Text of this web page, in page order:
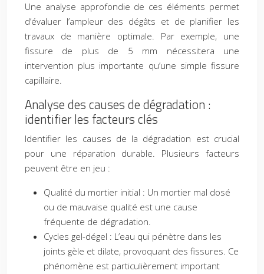
Une analyse approfondie de ces éléments permet
d’évaluer l’ampleur des dégâts et de planifier les
travaux de manière optimale. Par exemple, une
fissure de plus de 5 mm nécessitera une
intervention plus importante qu’une simple fissure
capillaire.
Analyse des causes de dégradation :
identifier les facteurs clés
Identifier les causes de la dégradation est crucial
pour une réparation durable. Plusieurs facteurs
peuvent être en jeu :
Qualité du mortier initial : Un mortier mal dosé
ou de mauvaise qualité est une cause
fréquente de dégradation.
Cycles gel-dégel : L’eau qui pénètre dans les
joints gèle et dilate, provoquant des fissures. Ce
phénomène est particulièrement important